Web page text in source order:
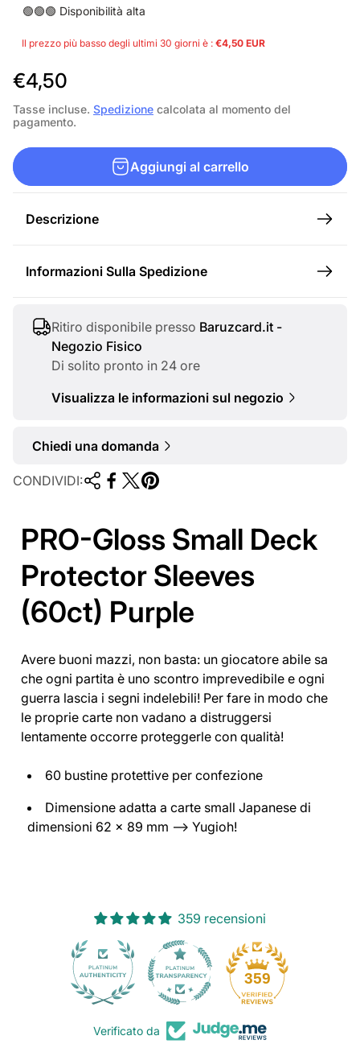
🟢🟢🟢 Disponibilità alta
Il prezzo più basso degli ultimi 30 giorni è : €4,50 EUR
P
r
e
z
z
€4,50
Tasse incluse. Spedizione calcolata al momento del
pagamento.
Aggiungi al carrello
Descrizione
Informazioni Sulla Spedizione
Ritiro disponibile presso Baruzcard.it -
Negozio Fisico
Di solito pronto in 24 ore
Visualizza le informazioni sul negozio
Chiedi una domanda
CONDIVIDI:
PRO-Gloss Small Deck
Protector Sleeves
(60ct) Purple
Avere buoni mazzi, non basta: un giocatore abile sa
che ogni partita è uno scontro imprevedibile e ogni
guerra lascia i segni indelebili! Per fare in modo che
le proprie carte non vadano a distruggersi
lentamente occorre proteggerle con qualità!
60 bustine protettive per confezione
Dimensione adatta a carte small Japanese di
dimensioni 62 x 89 mm —> Yugioh!
359 recensioni
359
Verificato da